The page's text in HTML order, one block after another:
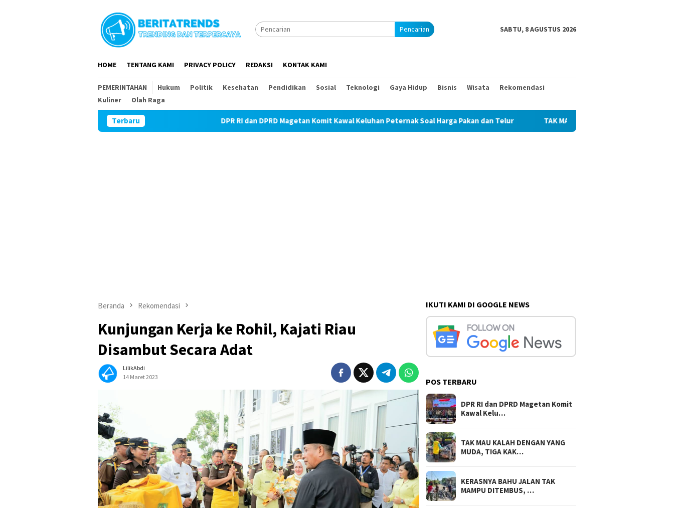
Pencarian SABTU, 8 AGUSTUS 2026
HOME TENTANG KAMI PRIVACY POLICY REDAKSI KONTAK KAMI
PEMERINTAHAN Hukum Politik Kesehatan Pendidikan Sosial Teknologi Gaya Hidup Bisnis Wisata
Rekomendasi
Kuliner
Olah Raga
Terbaru DPR RI dan DPRD Magetan Komit Kawal Keluhan Peternak Soal Harga Pakan dan Telur TAK MAU KALAH DENGAN YANG MUDA, TIGA KAKEK
Beranda Rekomendasi
Kunjungan Kerja ke Rohil, Kajati Riau
Disambut Secara Adat
LilikAbdi
14 Maret 2023
IKUTI KAMI DI GOOGLE NEWS
POS TERBARU
DPR RI dan DPRD Magetan Komit
Kawal Kelu…
TAK MAU KALAH DENGAN YANG
MUDA, TIGA KAK…
KERASNYA BAHU JALAN TAK
MAMPU DITEMBUS, …